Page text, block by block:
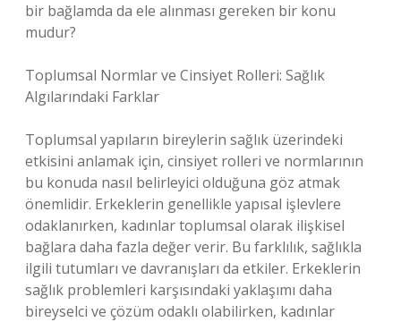
bir bağlamda da ele alınması gereken bir konu
mudur?
Toplumsal Normlar ve Cinsiyet Rolleri: Sağlık
Algılarındaki Farklar
Toplumsal yapıların bireylerin sağlık üzerindeki
etkisini anlamak için, cinsiyet rolleri ve normlarının
bu konuda nasıl belirleyici olduğuna göz atmak
önemlidir. Erkeklerin genellikle yapısal işlevlere
odaklanırken, kadınlar toplumsal olarak ilişkisel
bağlara daha fazla değer verir. Bu farklılık, sağlıkla
ilgili tutumları ve davranışları da etkiler. Erkeklerin
sağlık problemleri karşısındaki yaklaşımı daha
bireyselci ve çözüm odaklı olabilirken, kadınlar